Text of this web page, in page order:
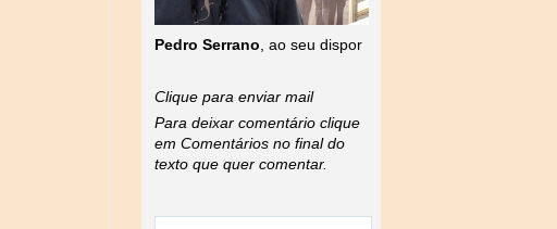
Pedro Serrano , ao seu dispor
Clique para enviar mail
Para deixar comentário clique
em Comentários no final do
texto que quer comentar.